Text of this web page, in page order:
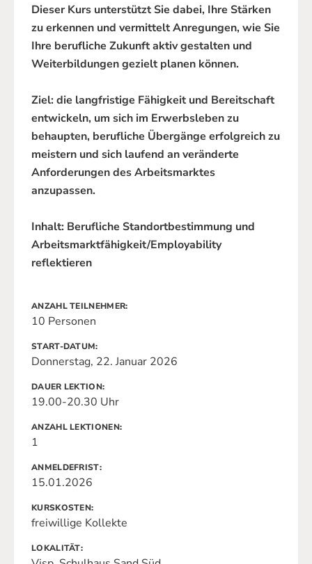
Dieser Kurs unterstützt Sie dabei, Ihre Stärken
zu erkennen und vermittelt Anregungen, wie Sie
Ihre berufliche Zukunft aktiv gestalten und
Weiterbildungen gezielt planen können.
Ziel: die langfristige Fähigkeit und Bereitschaft
entwickeln, um sich im Erwerbsleben zu
behaupten, berufliche Übergänge erfolgreich zu
meistern und sich laufend an veränderte
Anforderungen des Arbeitsmarktes
anzupassen.
Inhalt: Berufliche Standortbestimmung und
Arbeitsmarktfähigkeit/Employability
reflektieren
ANZAHL TEILNEHMER
10 Personen
START-DATUM
Donnerstag, 22. Januar 2026
DAUER LEKTION
19.00-20.30 Uhr
ANZAHL LEKTIONEN
1
ANMELDEFRIST
15.01.2026
KURSKOSTEN
freiwillige Kollekte
LOKALITÄT